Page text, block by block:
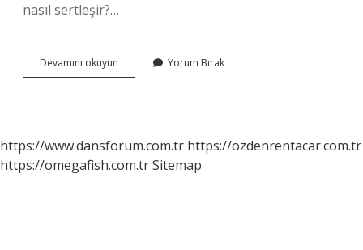
nasıl sertleşir?…
Devamını okuyun Sakalları
Ne
Yorum Bırak
https://www.dansforum.com.tr https://ozdenrentacar.com.tr
https://omegafish.com.trSitemap